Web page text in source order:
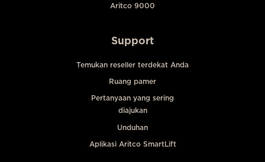
Aritco 9000
Support
Temukan reseller terdekat Anda
Ruang pamer
Pertanyaan yang sering
diajukan
Unduhan
Aplikasi Aritco SmartLift